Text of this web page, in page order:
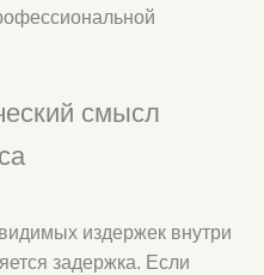
смысл
издержек внутри
задержка. Если